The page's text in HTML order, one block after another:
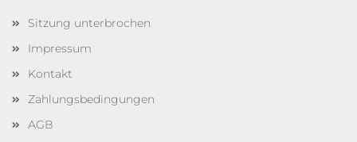
Sitzung unterbrochen
Impressum
Kontakt
Zahlungsbedingungen
AGB